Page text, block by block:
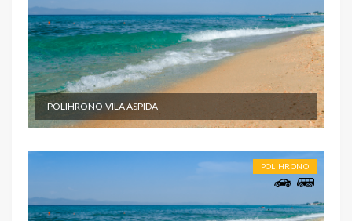
POLIHRONO-VILA ASPIDA
POLIHRONO